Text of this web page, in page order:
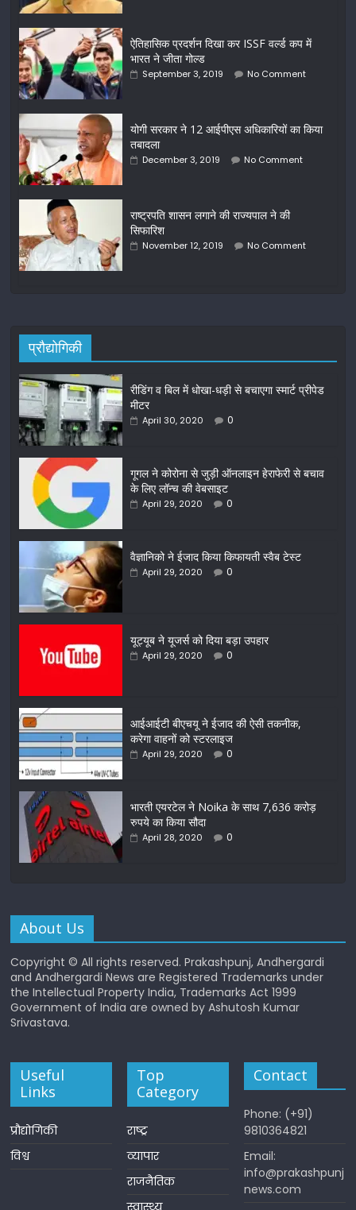
ऐतिहासिक प्रदर्शन दिखा कर ISSF वर्ल्ड कप में
भारत ने जीता गोल्ड
September 3, 2019 No Comment
योगी सरकार ने 12 आईपीएस अधिकारियों का किया
तबादला
December 3, 2019 No Comment
राष्‍ट्रपति शासन लगाने की राज्‍यपाल ने की
सिफारिश
November 12, 2019 No Comment
प्रौद्योगिकी
रीडिंग व बिल में धोखा-धड़ी से बचाएगा स्मार्ट प्रीपेड
मीटर
April 30, 2020 0
गूगल ने कोरोना से जुड़ी ऑनलाइन हेराफेरी से बचाव
के लिए लॉन्च की वेबसाइट
April 29, 2020 0
वैज्ञानिको ने ईजाद किया किफायती स्वैब टेस्ट
April 29, 2020 0
यूट्यूब ने यूजर्स को दिया बड़ा उपहार
April 29, 2020 0
आईआईटी बीएचयू ने ईजाद की ऐसी तकनीक,
करेगा वाहनों को स्टरलाइज
April 29, 2020 0
भारती एयरटेल ने Noika के साथ 7,636 करोड़
रुपये का किया सौदा
April 28, 2020 0
About Us
Copyright © All rights reserved. Prakashpunj, Andhergardi
and Andhergardi News are Registered Trademarks under
the Intellectual Property India, Trademarks Act 1999
Government of India are owned by Ashutosh Kumar
Srivastava.
Useful
Links
प्रौद्योगिकी
विश्व
Top
Category
राष्ट्र
व्यापार
राजनैतिक
Contact
Phone: (+91)
9810364821
Email:
info@prakashpunj
news.com